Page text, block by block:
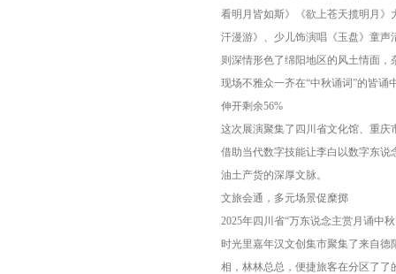
看明月皆如斯》《欲上苍天揽明月
汗漫游》、少儿饰演唱《玉盘》童
则深情形色了绵阳地区的风土情面
现场不雅众一齐在“中秋诵词”的皆诵
伸开剩余56%
这次展演聚集了四川省文化馆、重
借助当代数字技能让李白以数字东
油土产货的深厚文脉。
文旅会通，多元场景促糜掷
2025年四川省“万东说念主赏月诵中
时光里嘉年汉文创集市聚集了来自
相，林林总总，便捷旅客在分区了